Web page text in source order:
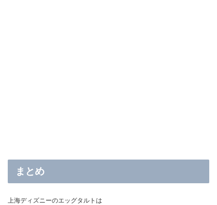
まとめ
上海ディズニーのエッグタルトは